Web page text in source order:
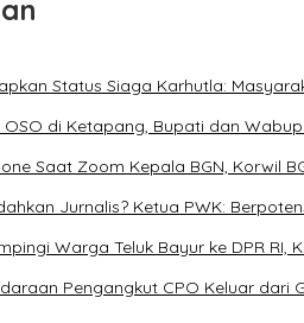
Status Siaga Karhutla:
di Ketapang, Bupati dan
Saat Zoom Kepala BGN, Korwil
Jurnalis? Ketua PWK:
Warga Teluk Bayur ke DPR RI,
Pengangkut CPO Keluar